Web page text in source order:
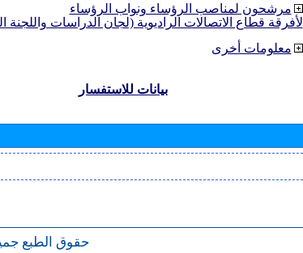
مرشحون لمناصب الرؤساء ونواب الرؤساء
لأفرقة قطاع الاتصالات الراديوية (لجان الدراسات
معلومات أخرى
بيانات للاستفسار
حقوق الطبع